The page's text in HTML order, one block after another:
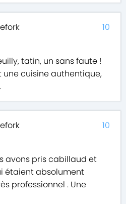
tatin, un sans faute !
une cuisine authentique,
10
avons pris cabillaud et
étaient absolument
professionnel . Une
10